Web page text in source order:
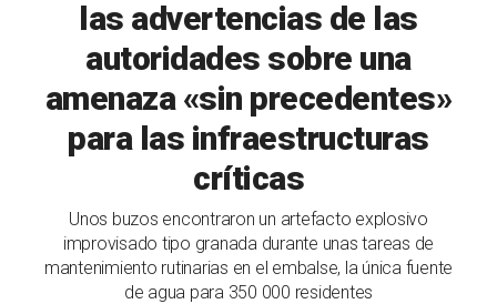
las advertencias de las
autoridades sobre una
amenaza «sin precedentes»
para las infraestructuras
críticas
Unos buzos encontraron un artefacto explosivo
improvisado tipo granada durante unas tareas de
mantenimiento rutinarias en el embalse, la única fuente
de agua para 350 000 residentes